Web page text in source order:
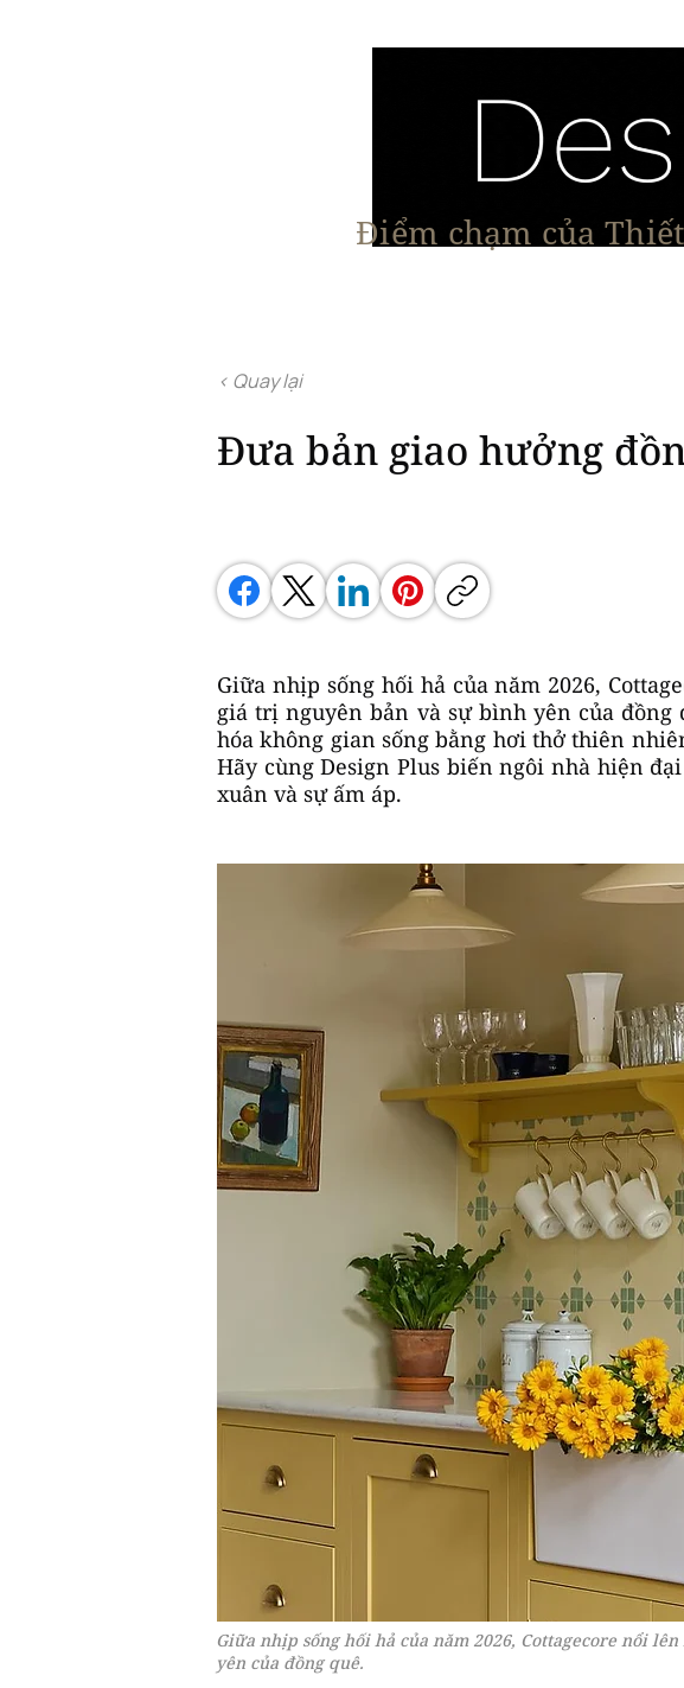
Điểm chạm của
< Quay lại
Đưa bản giao hưởng
Giữa nhịp sống hối hả của năm 2026,
giá trị nguyên bản và sự bình yên của
hóa không gian sống bằng hơi thở thiên
Hãy cùng Design Plus biến ngôi nhà hiện
xuân và sự ấm áp.
Giữa nhịp sống hối hả của năm 2026, Cottagecore nổi
yên của đồng quê.